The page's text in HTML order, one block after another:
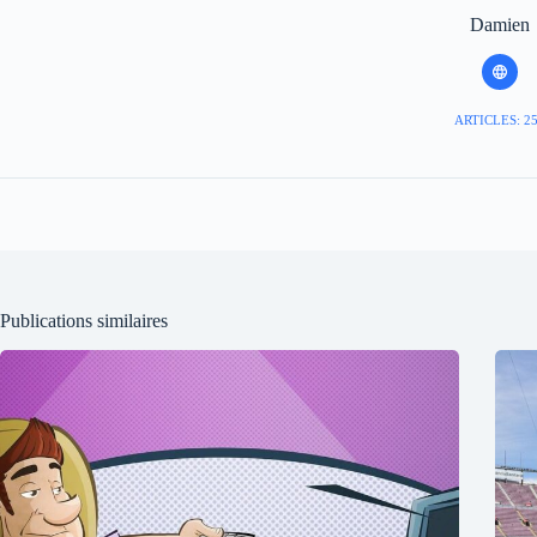
Damien
ARTICLES:
Publications similaires